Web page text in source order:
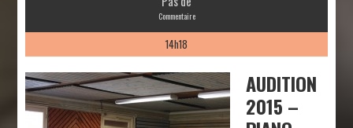
Commentaire
14h18
AUDITION
2015 –